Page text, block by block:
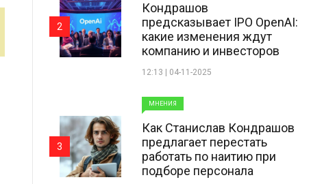
Кондрашов
предсказывает IPO OpenAI:
какие изменения ждут
компанию и инвесторов
12:13 | 04-11-2025
2
МНЕНИЯ
Как Станислав Кондрашов
предлагает перестать
работать по наитию при
подборе персонала
3